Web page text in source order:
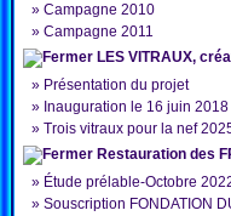
» Campagne 2010
» Campagne 2011
LES VITRAUX,
» Présentation du projet
» Inauguration le 16 juin 2018
» Trois vitraux pour la nef
Restauration des
» Étude prélable-Octobre
» Souscription FONDATION